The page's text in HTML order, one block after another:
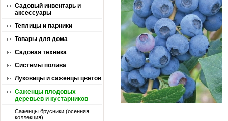
Садовый инвентарь и
аксессуары
Теплицы и парники
Товары для дома
Садовая техника
Системы полива
Луковицы и саженцы цветов
Саженцы плодовых
деревьев и кустарников
Саженцы брусники (осенняя
коллекция)